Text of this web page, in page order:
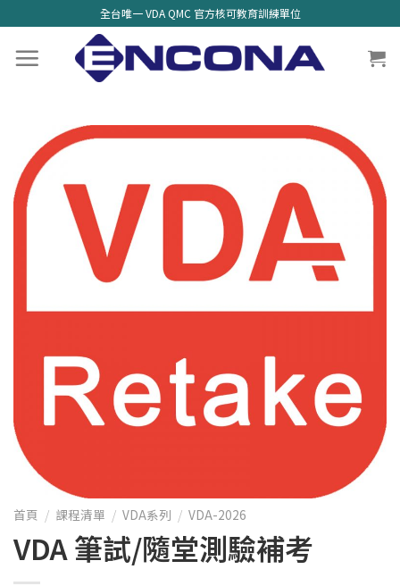
全台唯一 VDA QMC 官方核可教育訓練單位
首頁 / 課程清單 / VDA系列 / VDA-2026
VDA 筆試/隨堂測驗補考